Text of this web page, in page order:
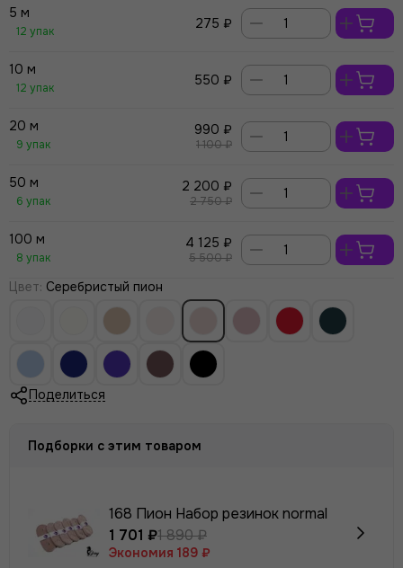
5 м
12 упак 275 ₽
10 м
12 упак 550 ₽
20 м
9 упак
990 ₽
1 100 ₽
50 м
6 упак
2 200 ₽
2 750 ₽
100 м
8 упак
4 125 ₽
5 500 ₽
Цвет: Серебристый пион
Поделиться
Подборки с этим товаром
168 Пион Набор резинок normal
1 701 ₽1 890 ₽
Экономия 189 ₽